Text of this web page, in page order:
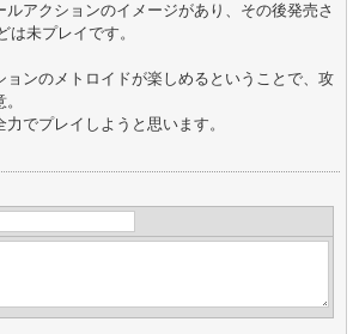
ルアクションのイメージがあり、その後発売さ
は未プレイです。
ョンのメトロイドが楽しめるということで、攻
でプレイしようと思います。